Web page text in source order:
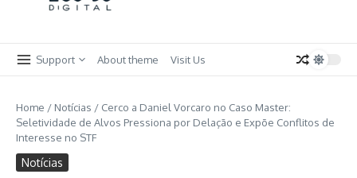
Support About theme Visit Us
Home / Notícias / Cerco a Daniel Vorcaro no Caso Master:
Seletividade de Alvos Pressiona por Delação e Expõe Conflitos de
Interesse no STF
Notícias